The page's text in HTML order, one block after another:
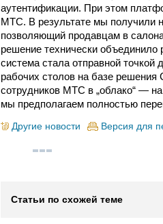
аутентификации. При этом
МТС. В результате мы получили
позволяющий продавцам в
решение технически объединило
система стала отправной
рабочих столов на базе
сотрудников МТС в „облако“ —
мы предполагаем полностью
Другие новости Версия для
Статьи по схожей теме